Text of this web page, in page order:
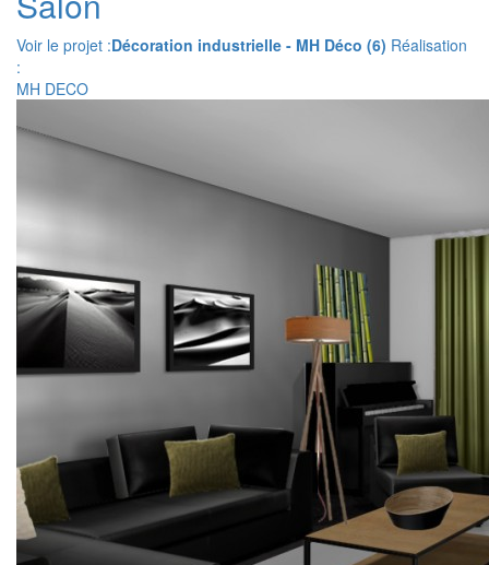
Voir le projet :Décoration industrielle - MH Déco (6) Réalisation
:
MH DECO